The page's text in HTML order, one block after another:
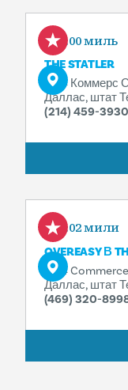
0.00 миль
THE STATLER
1914 Коммерс
Даллас, штат
(214) 459-3930
0.02 мили
OVEREASY В
1914
Даллас, штат
(469) 320-